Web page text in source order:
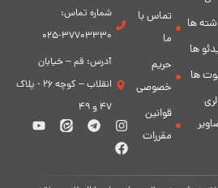
ها
ها
ها
تماس با
ما
حریم
خصوصی
قوانین
مقررات
شماره تماس:
37703330-025
آدرس: قم – خیابان
انقلاب – کوچه 26 - پلاک
47 و 49